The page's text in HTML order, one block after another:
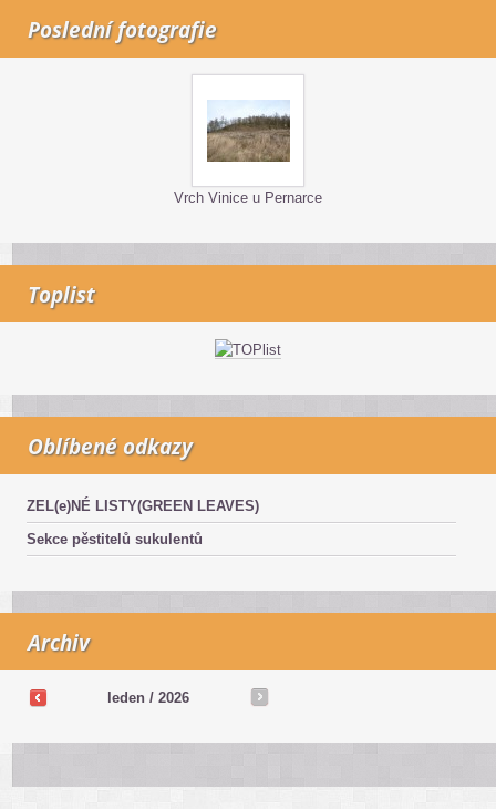
Poslední fotografie
Vrch Vinice u Pernarce
Toplist
Oblíbené odkazy
ZEL(e)NÉ LISTY(GREEN LEAVES)
Sekce pěstitelů sukulentů
Archiv
leden / 2026